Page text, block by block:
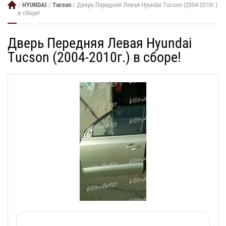
/ HYUNDAI / Tucson / Дверь Передняя Левая Hyundai Tucson (2004-2010г.)
в сборе!
Дверь Передняя Левая Hyundai
Tucson (2004-2010г.) в сборе!